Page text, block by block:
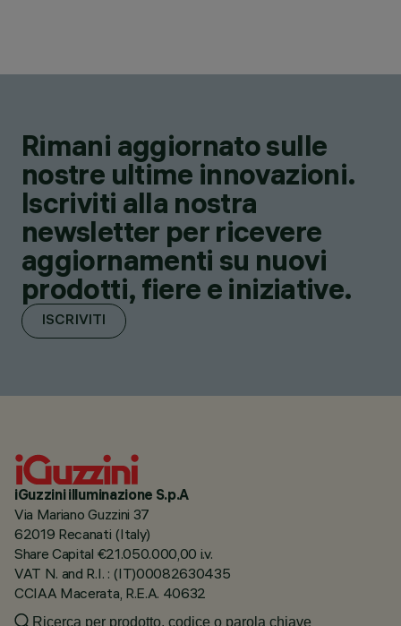
Rimani aggiornato sulle
nostre ultime innovazioni.
Iscriviti alla nostra
newsletter per ricevere
aggiornamenti su nuovi
prodotti, fiere e iniziative.
ISCRIVITI
iGuzzini illuminazione S.p.A
Via Mariano Guzzini 37
62019 Recanati (Italy)
Share Capital €21.050.000,00 i.v.
VAT N. and R.I. : (IT)00082630435
CCIAA Macerata, R.E.A. 40632